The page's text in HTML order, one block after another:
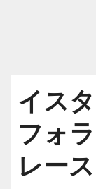
イス
フォ
レー